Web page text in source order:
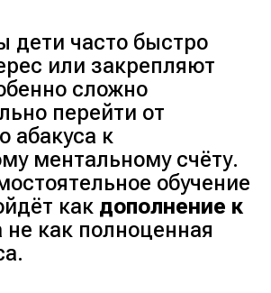
дети часто быстро
или закрепляют
сложно
перейти от
абакуса к
ментальному счёту.
обучение
как дополнение к
не как полноценная